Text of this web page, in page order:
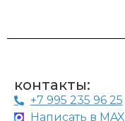
контакты:
+7 995 235 96 25
Написать в MAX